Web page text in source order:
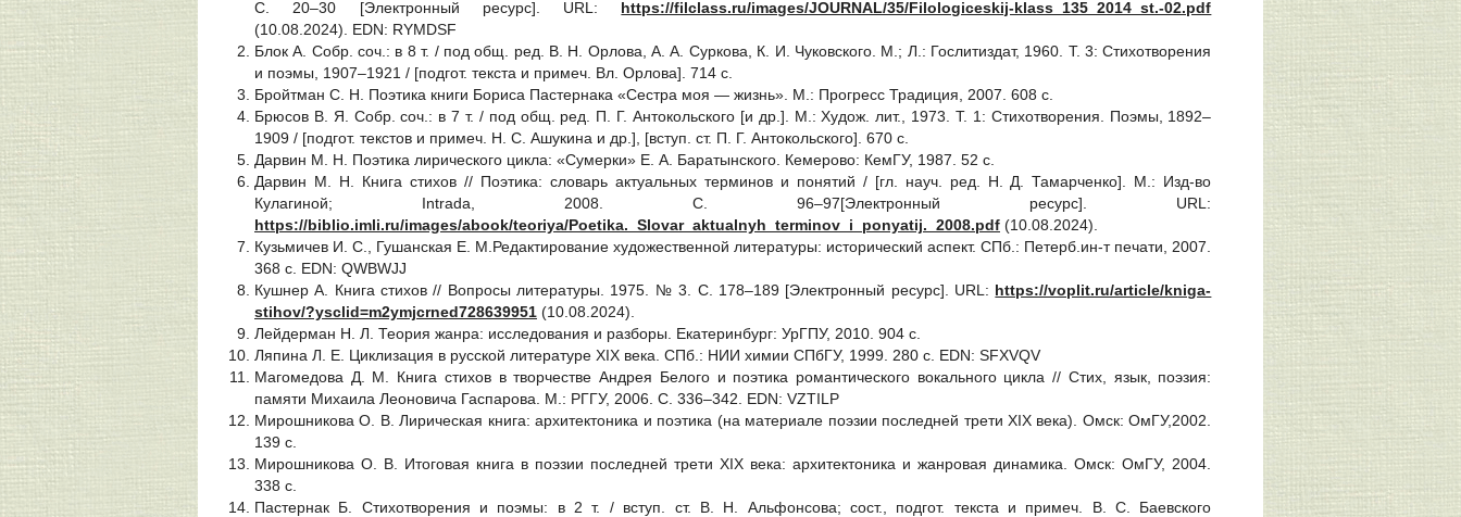
С. 20‒30 [Электронный ресурс]. URL: https://filclass.ru/images/JOURNAL/35/Filologiceskij-klass_135_2014_st.-02.pdf
(10.08.2024). EDN: RYMDSF
Блок А. Собр. соч.: в 8 т. / под общ. ред. В. Н. Орлова, А. А. Суркова, К. И. Чуковского. М.; Л.: Гослитиздат, 1960. Т. 3: Стихотворения
и поэмы, 1907‒1921 / [подгот. текста и примеч. Вл. Орлова]. 714 с.
Бройтман С. Н. Поэтика книги Бориса Пастернака «Сестра моя — жизнь». М.: Прогресс Традиция, 2007. 608 с.
Брюсов В. Я. Собр. соч.: в 7 т. / под общ. ред. П. Г. Антокольского [и др.]. М.: Худож. лит., 1973. Т. 1: Стихотворения. Поэмы, 1892‒
1909 / [подгот. текстов и примеч. Н. С. Ашукина и др.], [вступ. ст. П. Г. Антокольского]. 670 с.
Дарвин М. Н. Поэтика лирического цикла: «Сумерки» Е. А. Баратынского. Кемерово: КемГУ, 1987. 52 с.
Дарвин М. Н. Книга стихов // Поэтика: словарь актуальных терминов и понятий / [гл. науч. ред. Н. Д. Тамарченко]. М.: Изд-во
Кулагиной; Intrada, 2008. С. 96‒97[Электронный ресурс]. URL:
https://biblio.imli.ru/images/abook/teoriya/Poetika._Slovar_aktualnyh_terminov_i_ponyatij._2008.pdf (10.08.2024).
Кузьмичев И. С., Гушанская Е. М.Редактирование художественной литературы: исторический аспект. СПб.: Петерб.ин-т печати, 2007.
368 с. EDN: QWBWJJ
Кушнер А. Книга стихов // Вопросы литературы. 1975. № 3. С. 178–189 [Электронный ресурс]. URL: https://voplit.ru/article/kniga-
stihov/?ysclid=m2ymjcrned728639951 (10.08.2024).
Лейдерман Н. Л. Теория жанра: исследования и разборы. Екатеринбург: УрГПУ, 2010. 904 с.
Ляпина Л. Е. Циклизация в русской литературе XIX века. СПб.: НИИ химии СПбГУ, 1999. 280 с. EDN: SFXVQV
Магомедова Д. М. Книга стихов в творчестве Андрея Белого и поэтика романтического вокального цикла // Стих, язык, поэзия:
памяти Михаила Леоновича Гаспарова. М.: РГГУ, 2006. С. 336‒342. EDN: VZTILP
Мирошникова О. В. Лирическая книга: архитектоника и поэтика (на материале поэзии последней трети XIX века). Омск: ОмГУ,2002.
139 с.
Мирошникова О. В. Итоговая книга в поэзии последней трети XIX века: архитектоника и жанровая динамика. Омск: ОмГУ, 2004.
338 с.
Пастернак Б. Стихотворения и поэмы: в 2 т. / вступ. ст. В. Н. Альфонсова; сост., подгот. текста и примеч. В. С. Баевского